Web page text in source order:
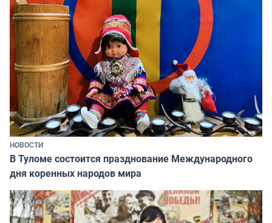
НОВОСТИ
В Туломе состоится празднование Международного
дня коренных народов мира